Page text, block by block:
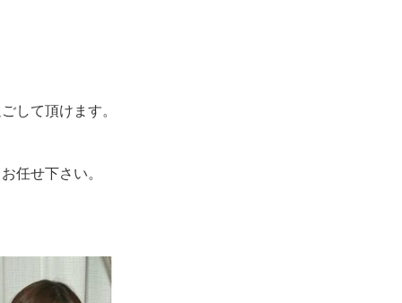
して頂けます。
任せ下さい。